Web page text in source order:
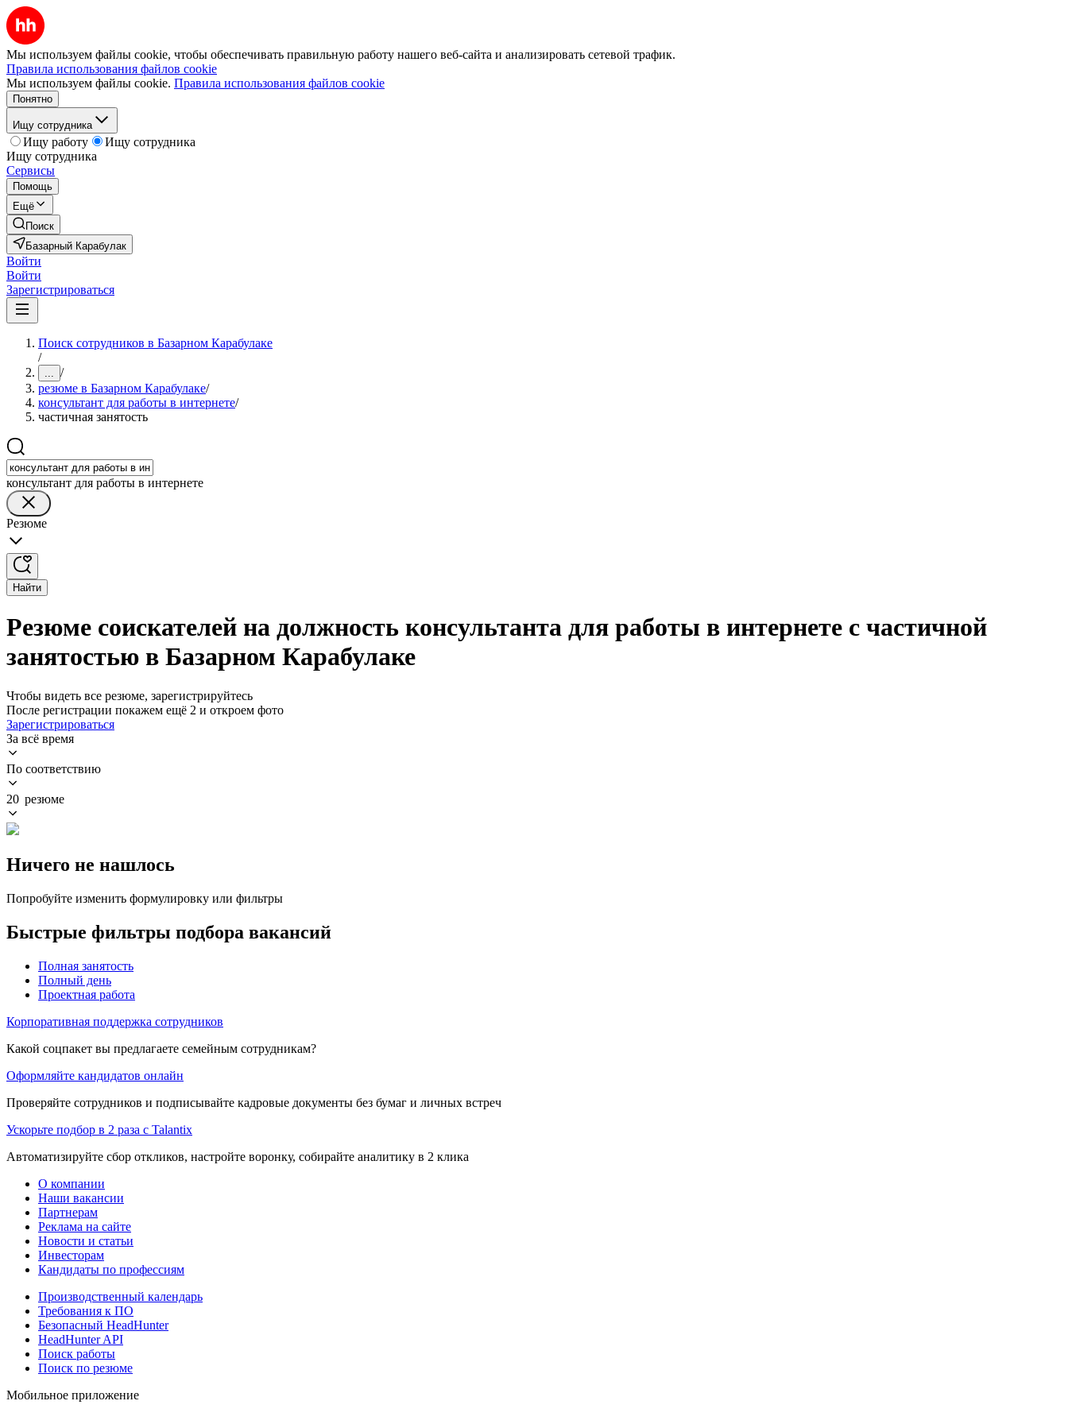
Мы используем файлы cookie, чтобы обеспечивать правильную работу нашего веб-сайта и анализировать сетевой трафик.
Правила использования файлов cookie
Мы используем файлы cookie. Правила использования файлов cookie
Понятно
Ищу сотрудника
Ищу работу
Ищу сотрудника
Ищу сотрудника
Сервисы
Помощь
Ещё
Поиск
Базарный Карабулак
Войти
Войти
Зарегистрироваться
Поиск сотрудников в Базарном Карабулаке
/
... /
резюме в Базарном Карабулаке/
консультант для работы в интернете/
частичная занятость
консультант для работы в интернете
Резюме
Найти
Резюме соискателей на должность консультанта для работы в интернете с частичной
занятостью в Базарном Карабулаке
Чтобы видеть все резюме, зарегистрируйтесь
После регистрации покажем ещё 2 и откроем фото
Зарегистрироваться
За всё время
По соответствию
20 резюме
Ничего не нашлось
Попробуйте изменить формулировку или фильтры
Быстрые фильтры подбора вакансий
Полная занятость
Полный день
Проектная работа
Корпоративная поддержка сотрудников
Какой соцпакет вы предлагаете семейным сотрудникам?
Оформляйте кандидатов онлайн
Проверяйте сотрудников и подписывайте кадровые документы без бумаг и личных встреч
Ускорьте подбор в 2 раза с Talantix
Автоматизируйте сбор откликов, настройте воронку, собирайте аналитику в 2 клика
О компании
Наши вакансии
Партнерам
Реклама на сайте
Новости и статьи
Инвесторам
Кандидаты по профессиям
Производственный календарь
Требования к ПО
Безопасный HeadHunter
HeadHunter API
Поиск работы
Поиск по резюме
Мобильное приложение